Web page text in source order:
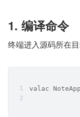
1. 编译命令
终端进入源码所在
valac